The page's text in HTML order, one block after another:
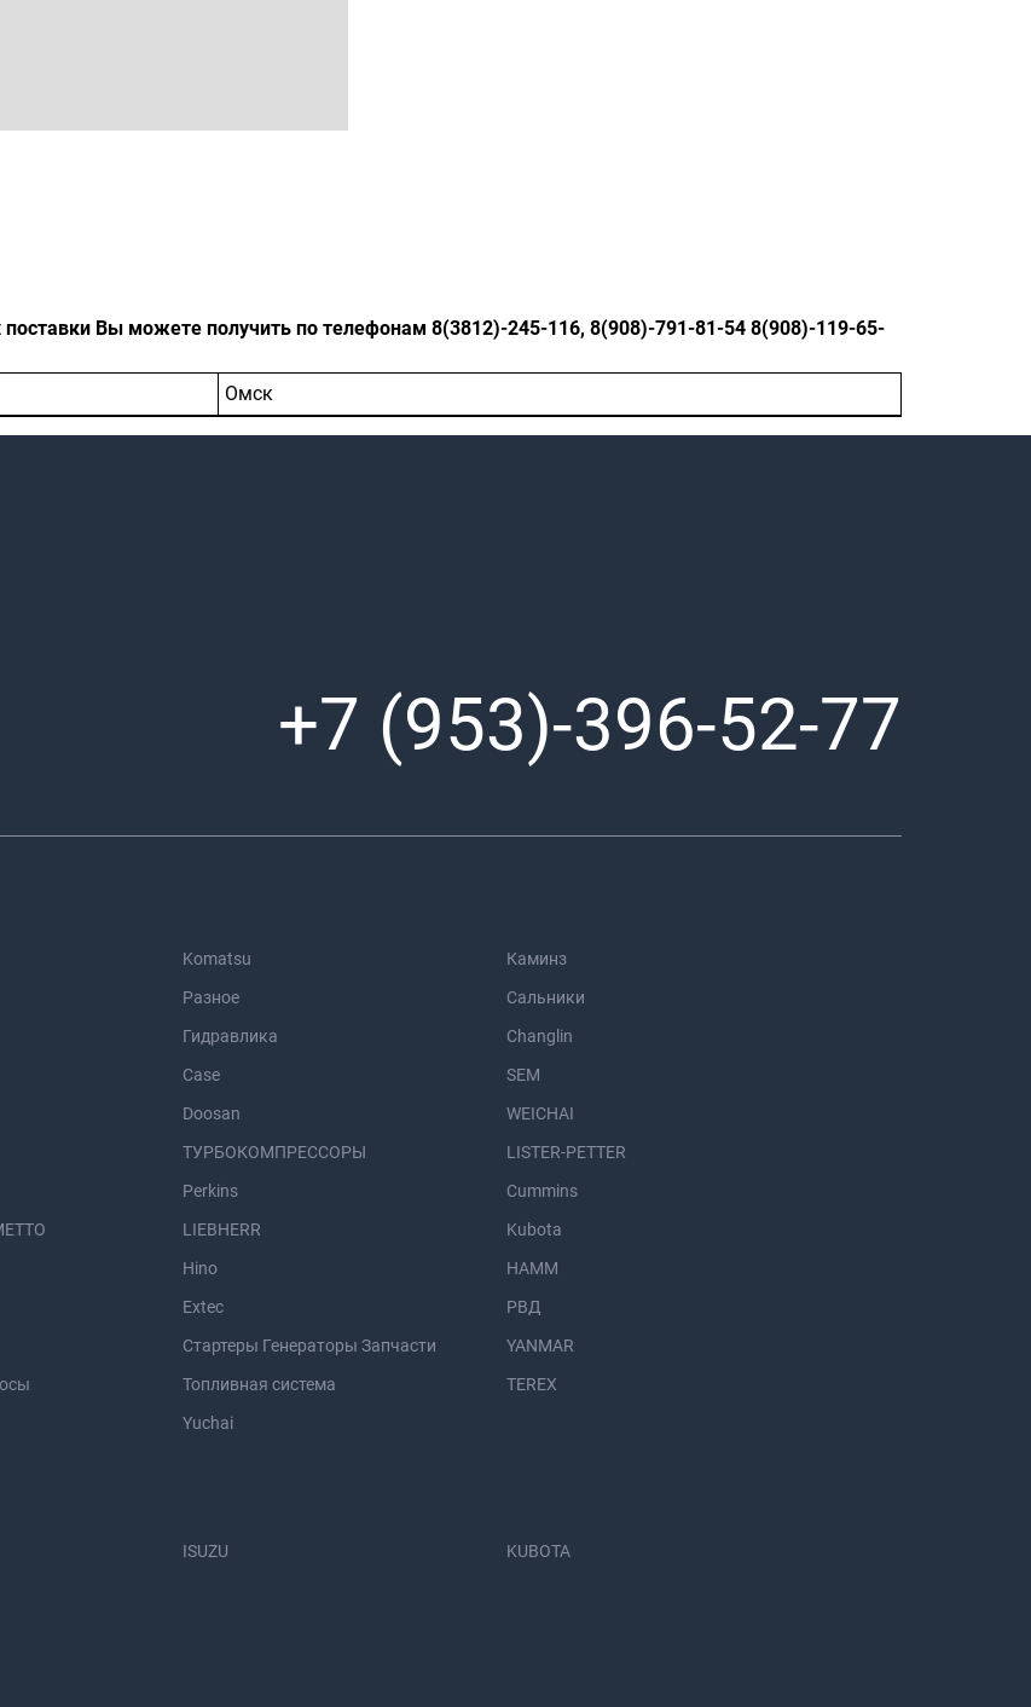
Вы можете получить по телефонам 8(3812)-245-116, 8(908)-791-81-54 8(908)-119-65-
Омск
+7 (953)-396-52-77
Komatsu
Каминз
Разное
Сальники
Гидравлика
Changlin
Case
SEM
Doosan
WEICHAI
ТУРБОКОМПРЕССОРЫ
LISTER-PETTER
Perkins
Cummins
LIEBHERR
Kubota
Hino
HAMM
Extec
РВД
Стартеры Генераторы Запчасти
YANMAR
Топливная система
TEREX
Yuchai
ISUZU
KUBOTA